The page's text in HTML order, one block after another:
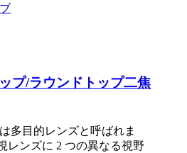
プ/ラウンドトップ二焦
多目的レンズと呼ばれま
レンズに 2 つの異なる視野